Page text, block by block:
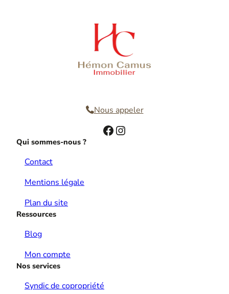
Nous appeler
Facebook Instagram
Qui sommes-nous ?
Contact
Mentions légale
Plan du site
Ressources
Blog
Mon compte
Nos services
Syndic de copropriété